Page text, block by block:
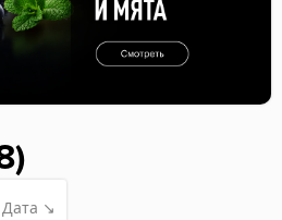
Дата ↘